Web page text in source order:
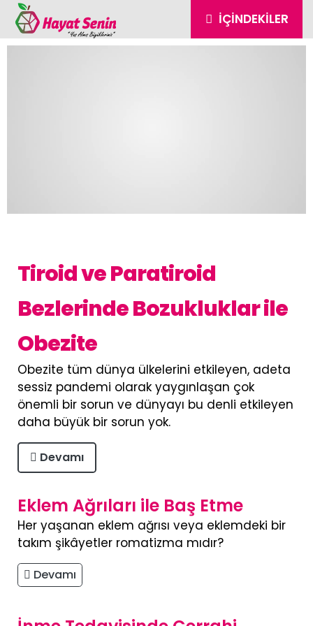
İÇINDEKILER
Tiroid ve Paratiroid
Bezlerinde Bozukluklar ile
Obezite
Obezite tüm dünya ülkelerini etkileyen, adeta
sessiz pandemi olarak yaygınlaşan çok
önemli bir sorun ve dünyayı bu denli etkileyen
daha büyük bir sorun yok.
Devamı
Eklem Ağrıları ile Baş Etme
Her yaşanan eklem ağrısı veya eklemdeki bir
takım şikâyetler romatizma mıdır?
Devamı